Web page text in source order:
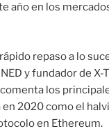
año en los
repaso a lo
y fundador de X-
los
2020 como el
en Ethereum.